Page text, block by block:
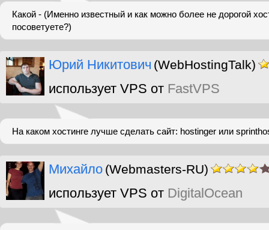
Какой - (Именно известный и как можно более не дорогой
посоветуете?)
Юрий Никитович (WebHostingTalk)
использует VPS от FastVPS
На каком хостинге лучше сделать сайт: hostinger или
Михайло (Webmasters-RU)
использует VPS от DigitalOcean